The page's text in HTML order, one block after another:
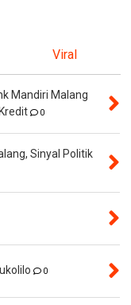
Viral
Mandiri Malang
0
Sinyal Politik
0